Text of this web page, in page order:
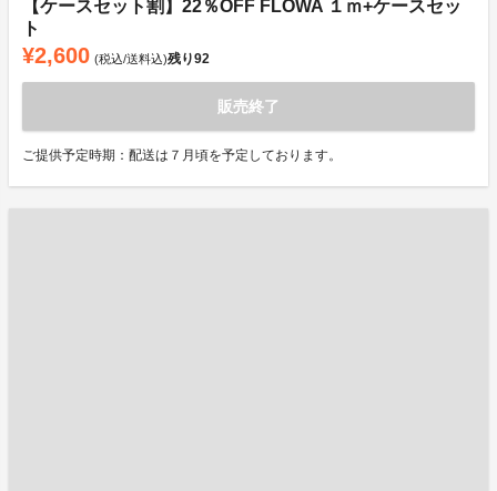
【ケースセット割】22％OFF FLOWA １ｍ+ケースセッ
ト
¥2,600 (税込/送料込)残り92
販売終了
ご提供予定時期：配送は７月頃を予定しております。